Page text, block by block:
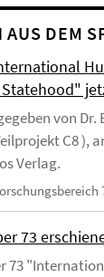
DEM
von
C8 ),
Verlag.
73
73